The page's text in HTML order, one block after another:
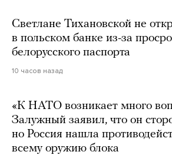
Светлане Тихановской не
в польском банке из-за
белорусского паспорта
10 часов назад
«К НАТО возникает много
Залужный заявил, что он
но Россия нашла
всему оружию блока